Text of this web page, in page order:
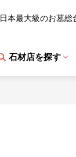
日本最大級のお墓総
石材店を探す